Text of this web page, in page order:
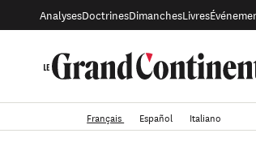
AnalysesDoctrinesDimanchesLivres
Français Español Italiano